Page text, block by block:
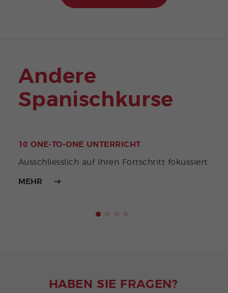
Andere
Spanischkurse
10 ONE-TO-ONE UNTERRICHT
Ausschliesslich auf Ihren Fortschritt fokussiert
MEHR
HABEN SIE FRAGEN?